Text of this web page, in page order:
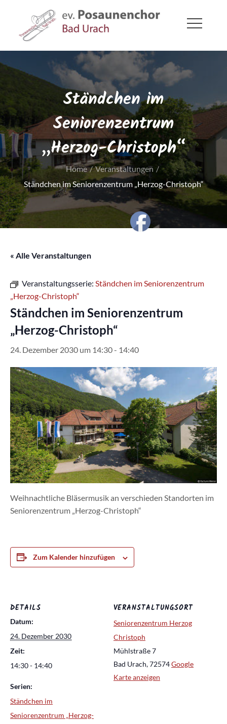
content
ev. Posaunenchor Bad Urach
Bad Urach
Ständchen im
Seniorenzentrum
„Herzog-Christoph“
Home
Veranstaltungen
Ständchen im Seniorenzentrum „Herzog-Christoph“
« Alle Veranstaltungen
Veranstaltungsserie: Ständchen im Seniorenzentrum
„Herzog-Christoph“
Ständchen im Seniorenzentrum
„Herzog-Christoph“
24. Dezember 2030 um 14:30- 14:40
Weihnachtliche Bläsermusik an verschieden Standorten im
Seniorenzentrum „Herzog-Christoph“
Zum Kalender hinzufügen
DETAILS
Datum:
24. Dezember 2030
Zeit:
14:30 - 14:40
Serien:
Ständchen im
Seniorenzentrum „Herzog-
VERANSTALTUNGSORT
Seniorenzentrum Herzog
Christoph
Mühlstraße 7
Bad Urach,72574Google
Karte anzeigen